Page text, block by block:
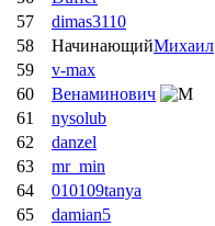
57
dimas3110
58
НачинающийМихаил
59
v-max
60
Венаминович
61
nysolub
62
danzel
63
mr_min
64
010109tanya
65
damian5